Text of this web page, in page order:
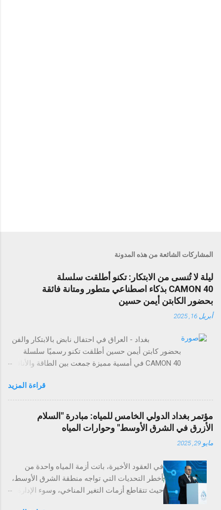
المشاركات الشائعة من هذه المدونة
ليلة لا تُنسى من الابتكار: تكنو أطلقت سلسلة
CAMON 40 بذكاء اصطناعي متطور ومتانة فائقة
بحضور الكابتن أيمن حسين
أبريل 16, 2025
بغداد - العراق في احتفال نابض بالابتكار والفن
بحضور كابتن أيمن حسين أطلقت تكنو رسميًا سلسلة
CAMON 40 في أمسية مميزة جمعت بين الطاقة والأناقة
الإعلام، والمؤثرين في مجال التقنية، وضيوف مميزون
لاستكشاف مستقبل تصوير الهواتف الذكية. تضم سلسلة
CAMON 40 أربع طرازات: CAMON 40 Premier 5G،
وتمثل بداية عصر جديد من الذكاء الاصطناعي والتفاعل
الذكي مع الهواتف. وتتميز السلسلة بتقنيات ذكاء
مختلفين، بالإضافة إلى ميزة الكاميرا الفريدة Auto Flash
Snap التي تلتقط اللحظات السريعة بدقة مذهلة. ومع
ميزات مثل تحويل الصور إلى مستندات، والترجمة
الفورية، والبحث عبر التحديد الدائري، تؤكد تكنو التزامها
قراءة المزيد
مؤتمر بغداد الدولي الخامس للمياه: مبادرة "السلام
الأزرق في الشرق الأوسط" وحوارات المياه
مايو 29, 2025
في العقود الأخيرة، باتت أزمة المياه واحدة من
أخطر التحديات التي تواجه منطقة الشرق الأوسط،
حيث تتقاطع أزمات التغير المناخي، وسوء الإدارة،